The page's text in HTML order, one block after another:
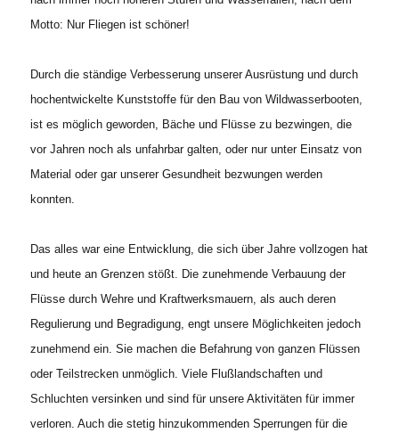
Motto: Nur Fliegen ist schöner!
Durch die ständige Verbesserung unserer Ausrüstung und durch
hochentwickelte Kunststoffe für den Bau von Wildwasserbooten,
ist es möglich geworden, Bäche und Flüsse zu bezwingen, die
vor Jahren noch als unfahrbar galten, oder nur unter Einsatz von
Material oder gar unserer Gesundheit bezwungen werden
konnten.
Das alles war eine Entwicklung, die sich über Jahre vollzogen hat
und heute an Grenzen stößt. Die zunehmende Verbauung der
Flüsse durch Wehre und Kraftwerksmauern, als auch deren
Regulierung und Begradigung, engt unsere Möglichkeiten jedoch
zunehmend ein. Sie machen die Befahrung von ganzen Flüssen
oder Teilstrecken unmöglich. Viele Flußlandschaften und
Schluchten versinken und sind für unsere Aktivitäten für immer
verloren. Auch die stetig hinzukommenden Sperrungen für die